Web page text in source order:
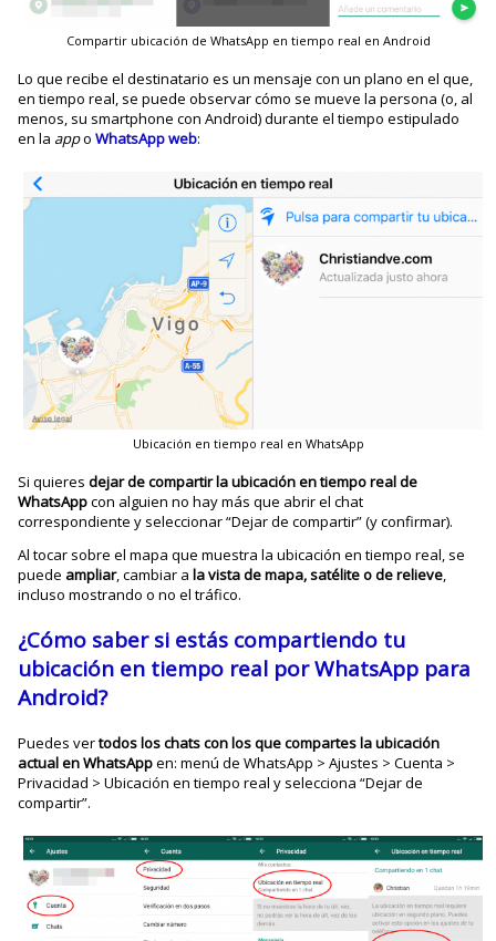
Compartir ubicación de WhatsApp en tiempo real en Android
Lo que recibe el destinatario es un mensaje con un plano en el que,
en tiempo real, se puede observar cómo se mueve la persona (o, al
menos, su smartphone con Android) durante el tiempo estipulado
en la appoWhatsApp web:
Ubicación en tiempo real en WhatsApp
Si quieresdejar de compartir la ubicación en tiempo real de
WhatsAppcon alguien no hay más que abrir el chat
correspondiente y seleccionar “Dejar de compartir” (y confirmar).
Al tocar sobre el mapa que muestra la ubicación en tiempo real, se
puede ampliar, cambiar a la vista de mapa, satélite o de relieve,
incluso mostrando o no el tráfico.
¿Cómo saber si estás compartiendo tu
ubicación en tiempo real por WhatsApp para
Android?
Puedes vertodos los chats con los que compartes la ubicación
actual en WhatsAppen: menú de WhatsApp > Ajustes > Cuenta >
Privacidad > Ubicación en tiempo real y selecciona “Dejar de
compartir”.